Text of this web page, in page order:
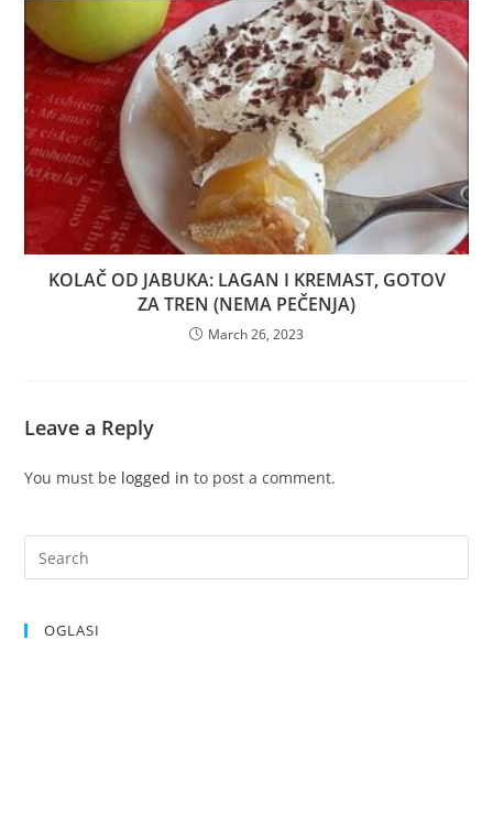
KOLAČ OD JABUKA: LAGAN I KREMAST, GOTOV
ZA TREN (NEMA PEČENJA)
March 26, 2023
Leave a Reply
You must be logged in to post a comment.
OGLASI